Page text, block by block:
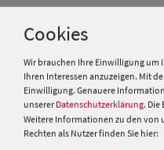
Cookies
Wir brauchen Ihre Einwilligung
Ihren Interessen anzuzeigen. Mit
Einwilligung. Genauere
unserer Datenschutzerklärung.
Weitere Informationen zu den von
Rechten als Nutzer finden Sie hier: